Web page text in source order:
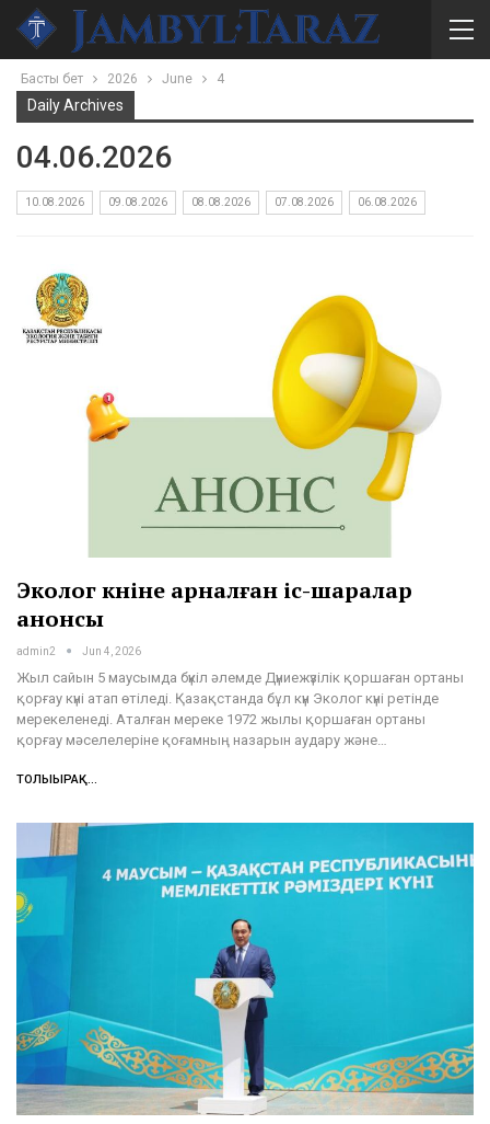
Басты бет 2026 June 4
Daily Archives
04.06.2026
10.08.2026 09.08.2026 08.08.2026 07.08.2026 06.08.2026
Эколог күніне арналған іс-шаралар
анонсы
admin2 Jun 4, 2026
Жыл сайын 5 маусымда бүкіл әлемде Дүниежүзілік қоршаған ортаны
қорғау күні атап өтіледі. Қазақстанда бұл күн Эколог күні ретінде
мерекеленеді. Аталған мереке 1972 жылы қоршаған ортаны
қорғау мәселелеріне қоғамның назарын аудару және…
ТОЛЫҒЫРАҚ...